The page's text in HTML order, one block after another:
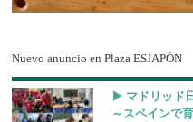
Nuevo anuncio en Plaza ESJAPÓN
▶︎ マドリッド
～スペインで